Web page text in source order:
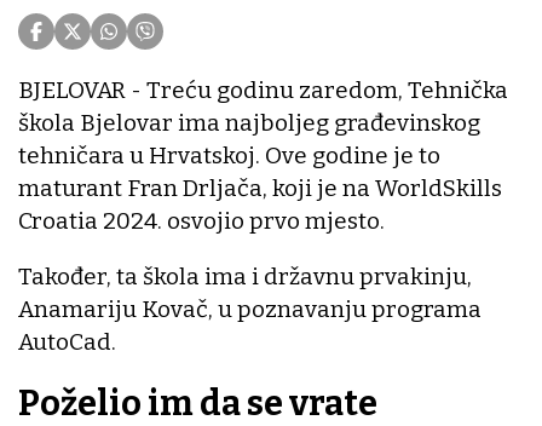
BJELOVAR - Treću godinu zaredom, Tehnička
škola Bjelovar ima najboljeg građevinskog
tehničara u Hrvatskoj. Ove godine je to
maturant Fran Drljača, koji je na WorldSkills
Croatia 2024. osvojio prvo mjesto.
Također, ta škola ima i državnu prvakinju,
Anamariju Kovač, u poznavanju programa
AutoCad.
Poželio im da se vrate